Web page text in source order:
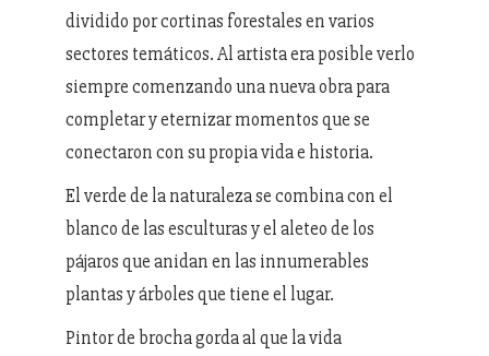
dividido por cortinas forestales en varios
sectores temáticos. Al artista era posible verlo
siempre comenzando una nueva obra para
completar y eternizar momentos que se
conectaron con su propia vida e historia.
El verde de la naturaleza se combina con el
blanco de las esculturas y el aleteo de los
pájaros que anidan en las innumerables
plantas y árboles que tiene el lugar.
Pintor de brocha gorda al que la vida